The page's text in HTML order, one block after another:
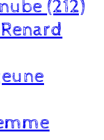
(212)